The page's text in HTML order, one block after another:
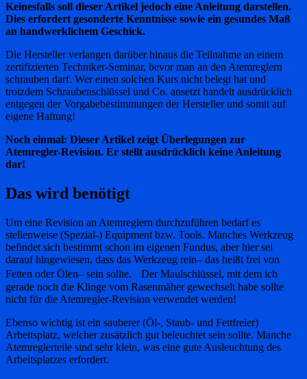
Keinesfalls soll dieser Artikel jedoch eine Anleitung darstellen.
Dies erfordert gesonderte Kenntnisse sowie ein gesundes Maß
an handwerklichem Geschick.
Die Hersteller verlangen darüber hinaus die Teilnahme an einem
zertifizierten Techniker-Seminar, bevor man an den Atemreglern
schrauben darf. Wer einen solchen Kurs nicht belegt hat und
trotzdem Schraubenschlüssel und Co. ansetzt handelt ausdrücklich
entgegen der Vorgabebestimmungen der Hersteller und somit auf
eigene Haftung!
Noch einmal: Dieser Artikel zeigt Überlegungen zur
Atemregler-Revision. Er stellt ausdrücklich keine Anleitung
dar!
Das wird benötigt
Um eine Revision an Atemreglern durchzuführen bedarf es
stellenweise (Spezial-) Equipment bzw. Tools. Manches Werkzeug
befindet sich bestimmt schon im eigenen Fundus, aber hier sei
darauf hingewiesen, dass das Werkzeug rein– das heißt frei von
Fetten oder Ölen– sein sollte. Der Maulschlüssel, mit dem ich
gerade noch die Klinge vom Rasenmäher gewechselt habe sollte
nicht für die Atemregler-Revision verwendet werden!
Ebenso wichtig ist ein sauberer (Öl-, Staub- und Fettfreier)
Arbeitsplatz, welcher zusätzlich gut beleuchtet sein sollte. Manche
Atemreglerteile sind sehr klein, was eine gute Ausleuchtung des
Arbeitsplatzes erfordert.